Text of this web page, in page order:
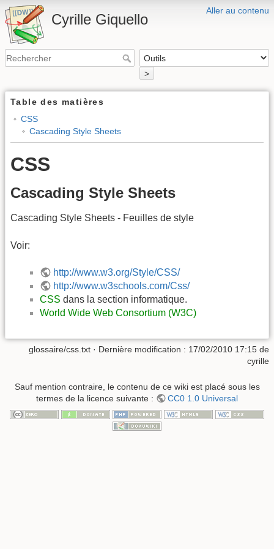
Aller au contenu
Cyrille Giquello
>
Table des matières
CSS
Cascading Style Sheets
CSS
Cascading Style Sheets
Cascading Style Sheets - Feuilles de style
Voir:
http://www.w3.org/Style/CSS/
http://www.w3schools.com/Css/
CSS dans la section informatique.
World Wide Web Consortium (W3C)
glossaire/css.txt · Dernière modification : 17/02/2010 17:15 de
cyrille
Sauf mention contraire, le contenu de ce wiki est placé sous les
termes de la licence suivante :
CC0 1.0 Universal